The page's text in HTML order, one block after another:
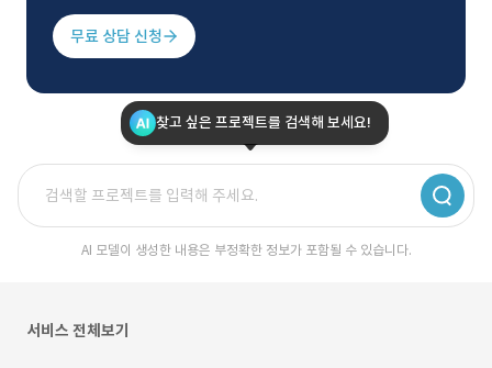
무료 상담 신청
찾고 싶은 프로젝트를 검색해 보세요!
AI 모델이 생성한 내용은 부정확한 정보가 포함될 수 있습니다.
서비스 전체보기